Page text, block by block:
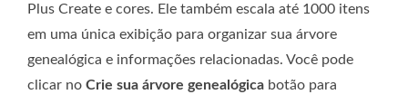
Plus Create e cores. Ele também escala até 1000 itens
em uma única exibição para organizar sua árvore
genealógica e informações relacionadas. Você pode
clicar no Crie sua árvore genealógica botão para